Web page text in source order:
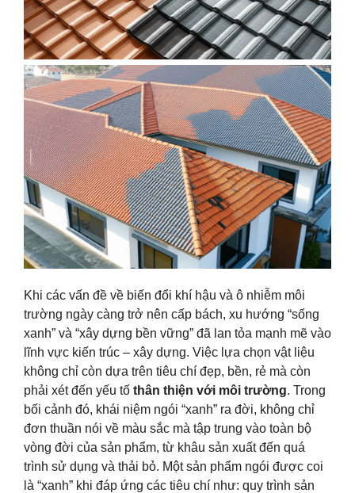
Khi các vấn đề về biến đổi khí hậu và ô nhiễm môi
trường ngày càng trở nên cấp bách, xu hướng “sống
xanh” và “xây dựng bền vững” đã lan tỏa mạnh mẽ vào
lĩnh vực kiến trúc – xây dựng. Việc lựa chọn vật liệu
không chỉ còn dựa trên tiêu chí đẹp, bền, rẻ mà còn
phải xét đến yếu tố thân thiện với môi trường. Trong
bối cảnh đó, khái niệm ngói “xanh” ra đời, không chỉ
đơn thuần nói về màu sắc mà tập trung vào toàn bộ
vòng đời của sản phẩm, từ khâu sản xuất đến quá
trình sử dụng và thải bỏ. Một sản phẩm ngói được coi
là “xanh” khi đáp ứng các tiêu chí như: quy trình sản